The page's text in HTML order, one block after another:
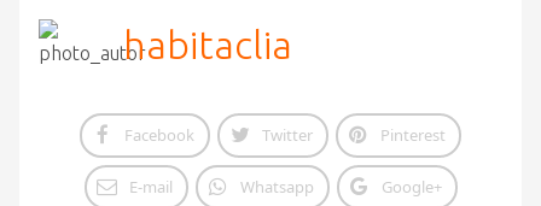
habitaclia
Facebook Twitter Pinterest
E-mail Whatsapp Google+